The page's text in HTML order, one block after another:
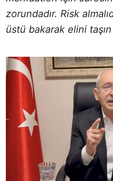
zorundadır. Risk
üstü bakarak elini taşın